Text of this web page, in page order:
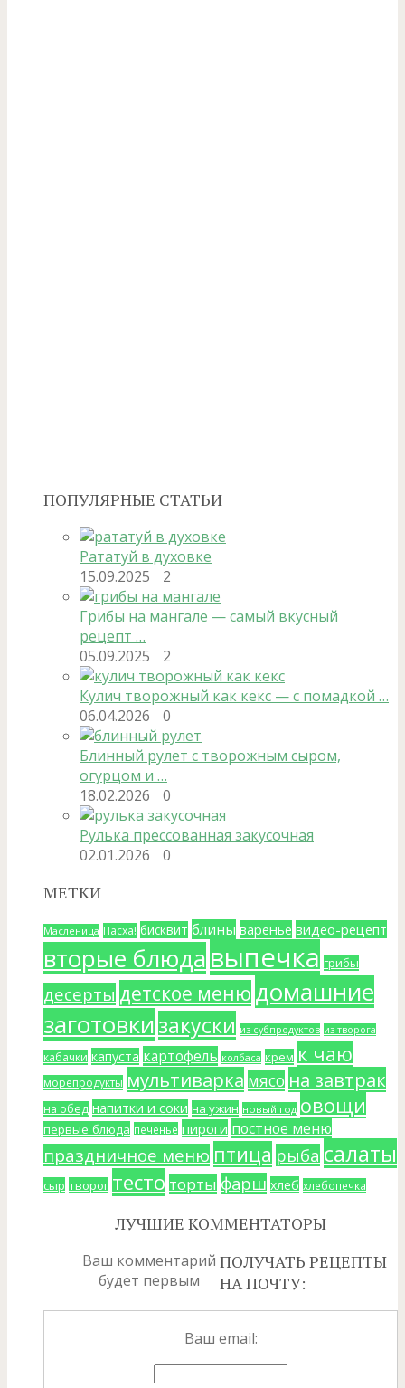
ПОПУЛЯРНЫЕ СТАТЬИ
Рататуй в духовке
15.09.2025
2
Грибы на мангале — самый вкусный
рецепт …
05.09.2025
2
Кулич творожный как кекс — с помадкой …
06.04.2026
0
Блинный рулет с творожным сыром,
огурцом и …
18.02.2026
0
Рулька прессованная закусочная
02.01.2026
0
МЕТКИ
Масленица Пасха! бисквит блины варенье видео-рецепт
вторые блюдавыпечка грибы
десерты детское меню домашние
заготовкизакуски из субпродуктов из творога
кабачки капуста картофель колбаса крем к чаю
морепродукты мультиварка мясо на завтрак
на обед напитки и соки на ужин новый год овощи
первые блюда печенье пироги постное меню
праздничное меню птица рыба салаты
сыр творог тесто торты фарш хлеб хлебопечка
ЛУЧШИЕ КОММЕНТАТОРЫ
Ваш комментарий
будет первым
ПОЛУЧАТЬ РЕЦЕПТЫ
НА ПОЧТУ:
Ваш email: